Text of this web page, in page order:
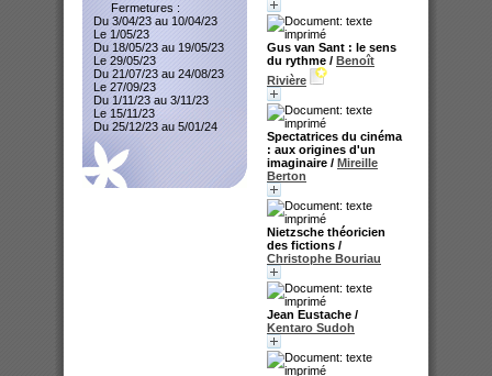
Gus van Sant : le sens
du rythme / Benoît
Rivière
Spectatrices du cinéma
: aux origines d'un
imaginaire / Mireille
Berton
Nietzsche théoricien
des fictions /
Christophe Bouriau
Jean Eustache /
Kentaro Sudoh
Fermetures :
Du 3/04/23 au 10/04/23
Le 1/05/23
Du 18/05/23 au 19/05/23
Le 29/05/23
Du 21/07/23 au 24/08/23
Le 27/09/23
Du 1/11/23 au 3/11/23
Le 15/11/23
Du 25/12/23 au 5/01/24